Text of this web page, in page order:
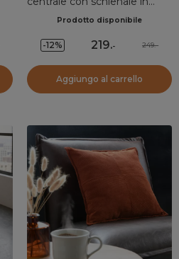
67cm) Juno Nero
Prodotto disponibile
-12% 219.- 249.-
Aggiungo al carrello